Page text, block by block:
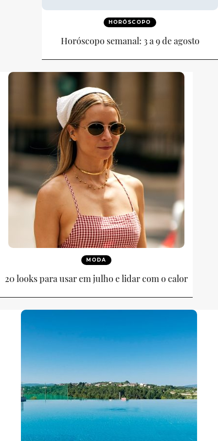
HORÓSCOPO
Horóscopo semanal: 3 a 9 de agosto
MODA
20 looks para usar em julho e lidar com o calor